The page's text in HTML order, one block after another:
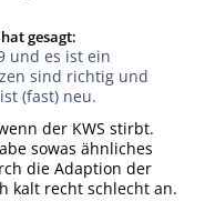
gesagt:
und es ist ein
sind richtig und
(fast) neu.
der KWS stirbt.
sowas ähnliches
die Adaption der
kalt recht schlecht an.